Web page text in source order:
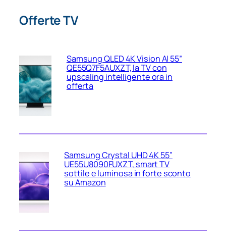
Offerte TV
Samsung QLED 4K Vision AI 55”
QE55Q7F5AUXZT, la TV con
upscaling intelligente ora in
offerta
Samsung Crystal UHD 4K 55”
UE55U8090FUXZT, smart TV
sottile e luminosa in forte sconto
su Amazon